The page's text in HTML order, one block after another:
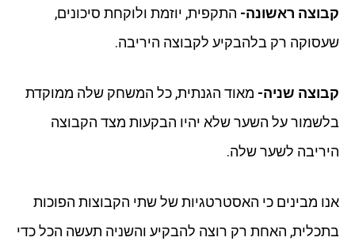
קבוצה ראשונה- התקפית, יוזמת ולוקחת סיכונים,
שעסוקה רק בלהבקיע לקבוצה היריבה.
קבוצה שניה- מאוד הגנתית, כל המשחק שלה ממוקדת
בלשמור על השער שלא יהיו הבקעות מצד הקבוצה
היריבה לשער שלה.
אנו מבינים כי האסטרטגיות של שתי הקבוצות הפוכות
בתכלית, האחת רק רוצה להבקיע והשניה תעשה הכל כדי